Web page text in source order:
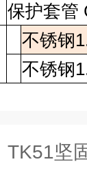
保护套管
不锈钢
不锈钢
TK51坚